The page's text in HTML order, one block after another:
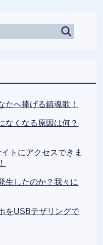
たへ捧げる鎮魂歌！
なくなる原因は何？
トにアクセスできま
生したのか？我々に
をUSBテザリングで